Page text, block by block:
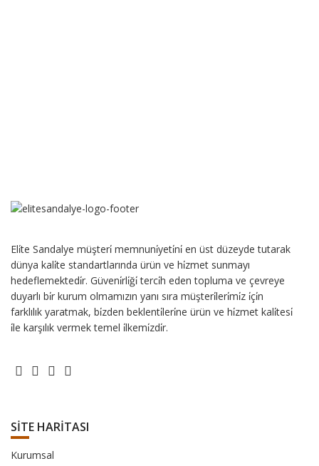
Eli̇te Sandalye müşteri̇ memnuni̇yeti̇ni̇ en üst düzeyde tutarak
dünya kali̇te standartlarında ürün ve hi̇zmet sunmayı
hedeflemektedi̇r. Güveni̇rli̇ği̇ terci̇h eden topluma ve çevreye
duyarlı bi̇r kurum olmamızın yanı sıra müşteri̇leri̇mi̇z i̇çi̇n
farklılık yaratmak, bi̇zden beklenti̇leri̇ne ürün ve hi̇zmet kali̇tesi̇
i̇le karşılık vermek temel i̇lkemi̇zdi̇r.
SİTE HARİTASI
Kurumsal